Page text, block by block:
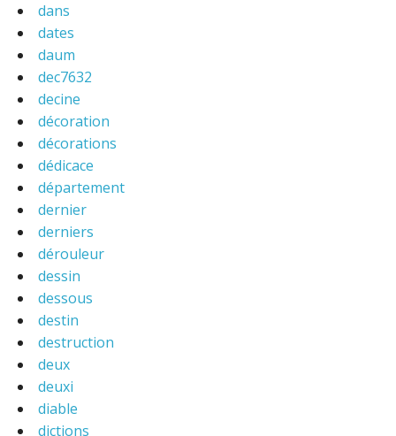
dans
dates
daum
dec7632
decine
décoration
décorations
dédicace
département
dernier
derniers
dérouleur
dessin
dessous
destin
destruction
deux
deuxi
diable
dictions